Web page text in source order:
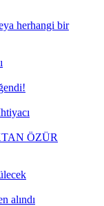
herhangi bir
ÖZÜR
alındı